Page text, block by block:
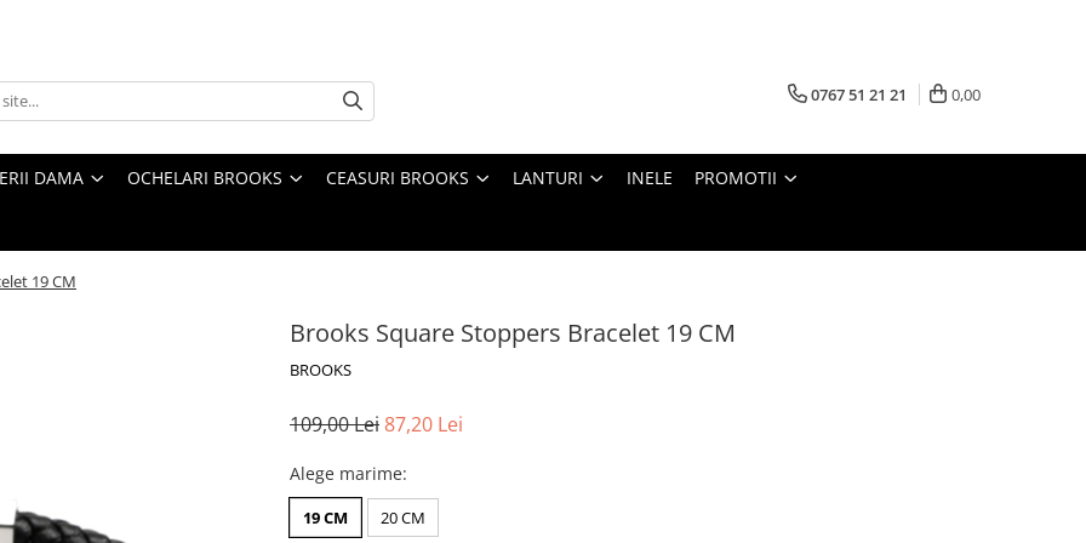
0767 51 21 21 0,00
DAMA OCHELARI BROOKS CEASURI BROOKS LANTURI INELE PROMOTII
19 CM
Brooks Square Stoppers Bracelet 19 CM
BROOKS
109,00 Lei87,20 Lei
Alege marime:
19 CM 20 CM